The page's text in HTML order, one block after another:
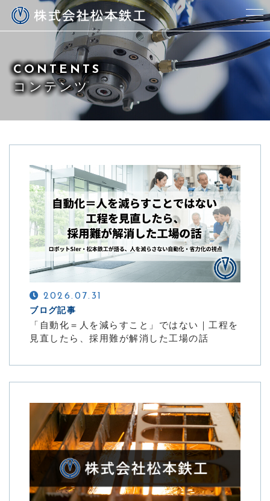
当社について
代表紹介
資料ダウンロード
ブログ
ご依頼の流れ
よくある質問
お問い合わせ
お問い合わせフォーム
24時間受付中
お電話での受付
086-427-2272
受付時間：8:00〜17:00（水曜を除く）
CONTENTS
コンテンツ
2026.07.31
ブログ記事
「自動化＝人を減らすこと」ではない｜工程を
見直したら、採用難が解消した工場の話